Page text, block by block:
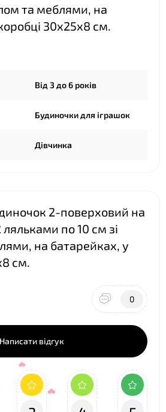
та меблями, на
30х25х8 см.
Від 3 до 6 років
Будиночки для іграшок
Дівчинка
2-поверховий на
по 10 см зі
на батарейках, у
см.
0
Написати відгук